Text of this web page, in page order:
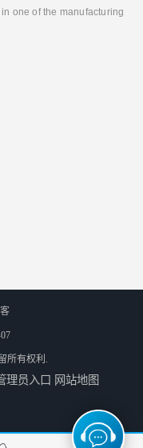
one of the manufacturing
性能稳定 甘肃高温高压型液位变送器 川仪液位计
所有权利.
理员入口 网站地图